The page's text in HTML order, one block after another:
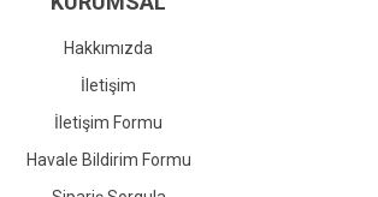
Hakkımızda
İletişim
İletişim Formu
Havale Bildirim Formu